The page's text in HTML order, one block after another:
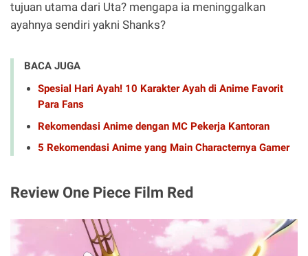
tujuan utama dari Uta? mengapa ia meninggalkan
ayahnya sendiri yakni Shanks?
BACA JUGA
Spesial Hari Ayah! 10 Karakter Ayah di Anime Favorit
Para Fans
Rekomendasi Anime dengan MC Pekerja Kantoran
5 Rekomendasi Anime yang Main Characternya Gamer
Review One Piece Film Red